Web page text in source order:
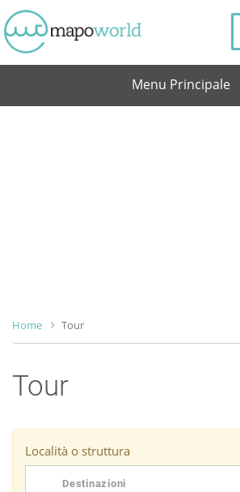
Menu Principale
Home Tour
Tour
Località o struttura